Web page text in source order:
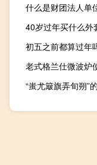
什么是财团法人单
40岁过年买什么外
初五之前都算过年
老式格兰仕微波炉
“蚩尤簸旗弄旬朔”